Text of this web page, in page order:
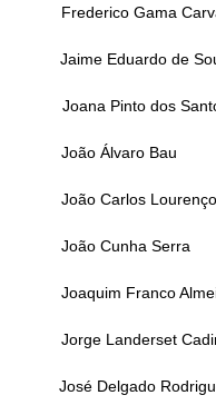
Frederico
Jaime Eduardo de
Joana Pinto
João Álvaro
João Carlos
João Cunha
Joaquim
Jorge
José Delgado